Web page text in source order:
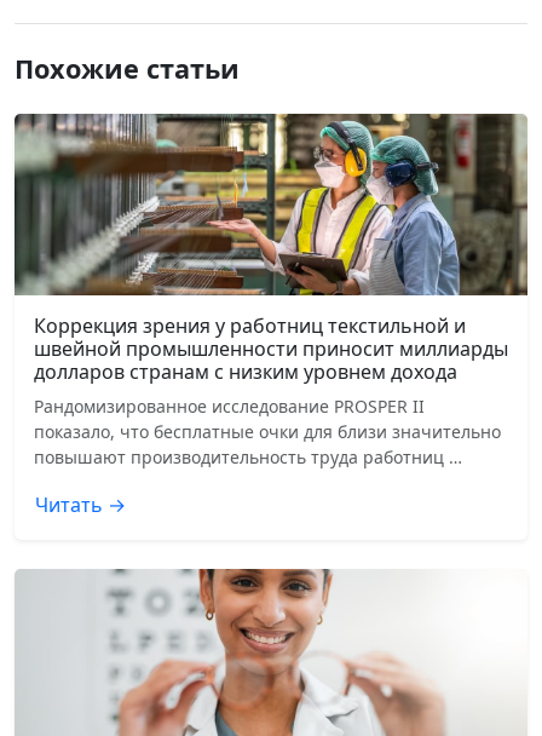
Похожие статьи
Коррекция зрения у работниц текстильной и
швейной промышленности приносит миллиарды
долларов странам с низким уровнем дохода
Рандомизированное исследование PROSPER II
показало, что бесплатные очки для близи значительно
повышают производительность труда работниц …
Читать →